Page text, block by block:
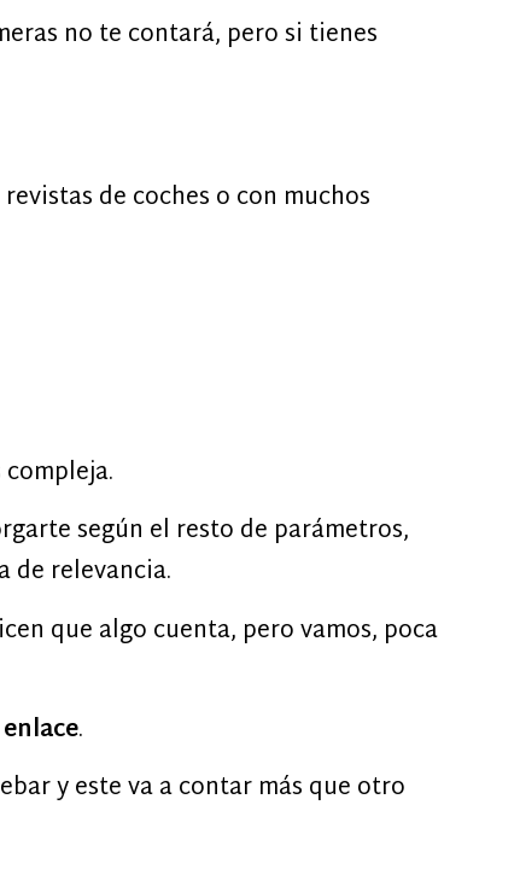
no te contará, pero si tienes
de coches o con muchos
según el resto de parámetros,
de relevancia.
que algo cuenta, pero vamos, poca
.
y este va a contar más que otro